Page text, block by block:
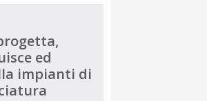
ed
impianti di